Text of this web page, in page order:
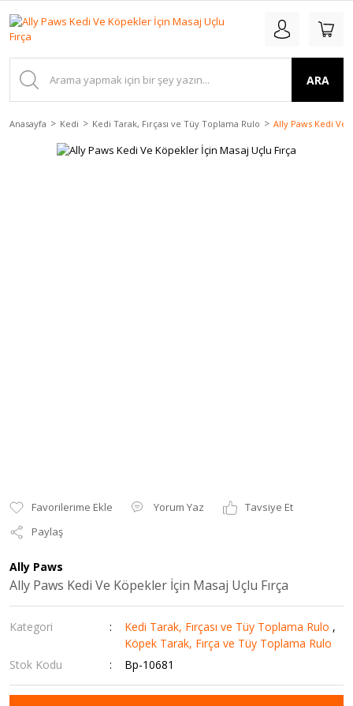
ARA
Anasayfa Kedi Kedi Tarak, Fırçası ve Tüy Toplama Rulo Ally Paws Kedi Ve
Yorum Yaz
Tavsiye Et
Paylaş
Ally Paws
Ally Paws Kedi Ve Köpekler İçin Masaj Uçlu Fırça
Kategori Kedi Tarak, Fırçası ve Tüy Toplama Rulo ,
Köpek Tarak, Fırça ve Tüy Toplama Rulo
Stok Kodu
Bp-10681